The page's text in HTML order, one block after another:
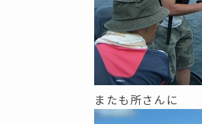
またも所さんに